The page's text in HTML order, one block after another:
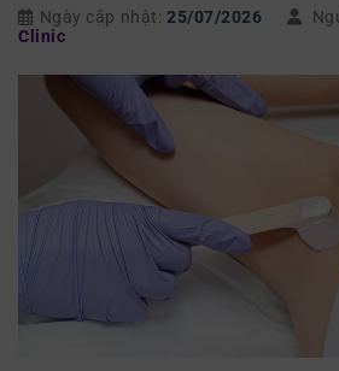
Ngày cập nhật: 25/07/2026
Clinic